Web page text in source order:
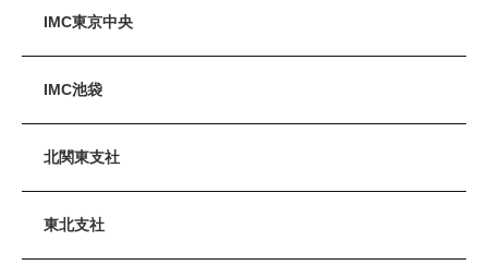
IMC東京中央
IMC池袋
北関東支社
東北支社